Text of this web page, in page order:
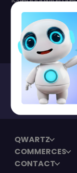
Laure DEJARDIN :
QWARTZ
COMMERCES
CONTACT